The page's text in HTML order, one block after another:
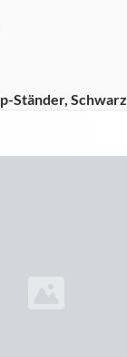
Ständer, Schwarz